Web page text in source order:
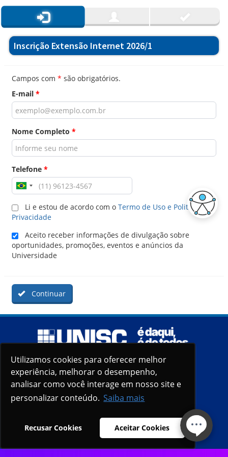
Utilizamos cookies para oferecer melhor
experiência, melhorar o desempenho,
analisar como você interage em nosso site e
personalizar conteúdo. Saiba mais
Recusar Cookies Aceitar Cookies
Utilizamos cookies para oferecer melhor
experiência, melhorar o desempenho,
analisar como você interage em nosso site e
personalizar conteúdo. Saiba mais
Recusar Cookies Aceitar Cookies
Inscrição Extensão Internet 2026/1
Campos com * são obrigatórios.
E-mail *
Nome Completo *
Telefone *
Li e estou de acordo com o Termo de Uso e Politica de
Privacidade
Aceito receber informações de divulgação sobre
oportunidades, promoções, eventos e anúncios da
Universidade
Continuar